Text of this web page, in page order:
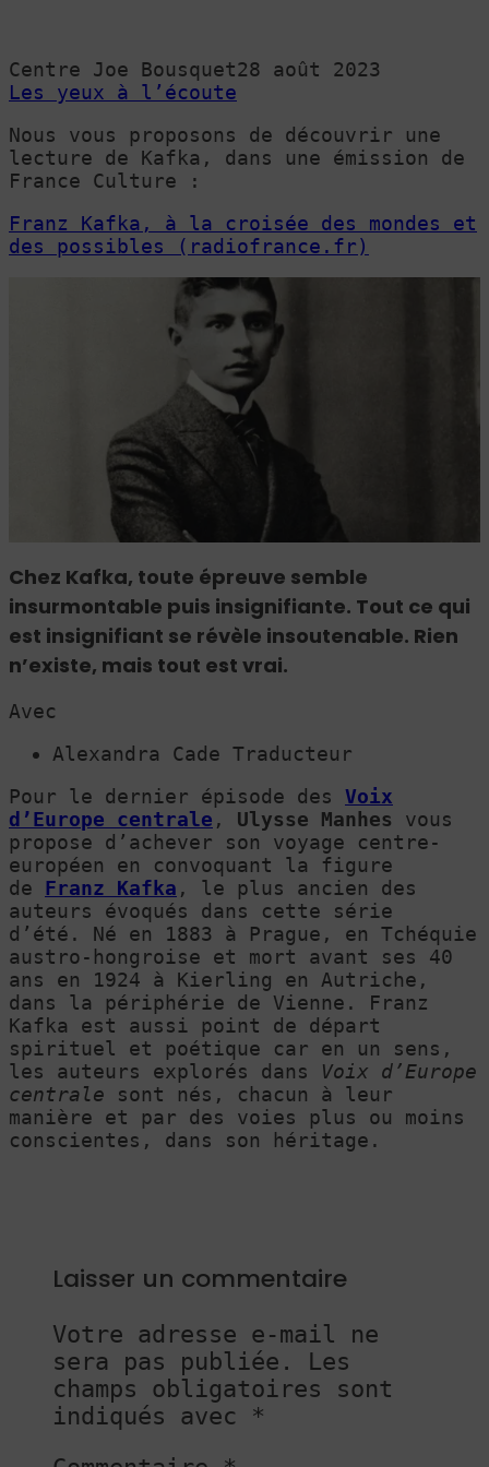
Centre Joe Bousquet28 août 2023
Les yeux à l’écoute
Nous vous proposons de découvrir une
lecture de Kafka, dans une émission de
France Culture :
Franz Kafka, à la croisée des mondes et
des possibles (radiofrance.fr)
Chez Kafka, toute épreuve semble
insurmontable puis insignifiante. Tout ce qui
est insignifiant se révèle insoutenable. Rien
n’existe, mais tout est vrai.
Avec
Alexandra Cade Traducteur
Pour le dernier épisode des Voix
d’Europe centrale , Ulysse Manhes vous
propose d’achever son voyage centre-
européen en convoquant la figure
de Franz Kafka , le plus ancien des
auteurs évoqués dans cette série
d’été. Né en 1883 à Prague, en Tchéquie
austro-hongroise et mort avant ses 40
ans en 1924 à Kierling en Autriche,
dans la périphérie de Vienne. Franz
Kafka est aussi point de départ
spirituel et poétique car en un sens,
les auteurs explorés dans Voix d’Europe
centrale sont nés, chacun à leur
manière et par des voies plus ou moins
conscientes, dans son héritage.
Laisser un commentaire
Votre adresse e-mail ne
sera pas publiée.
Les
champs obligatoires sont
indiqués avec *